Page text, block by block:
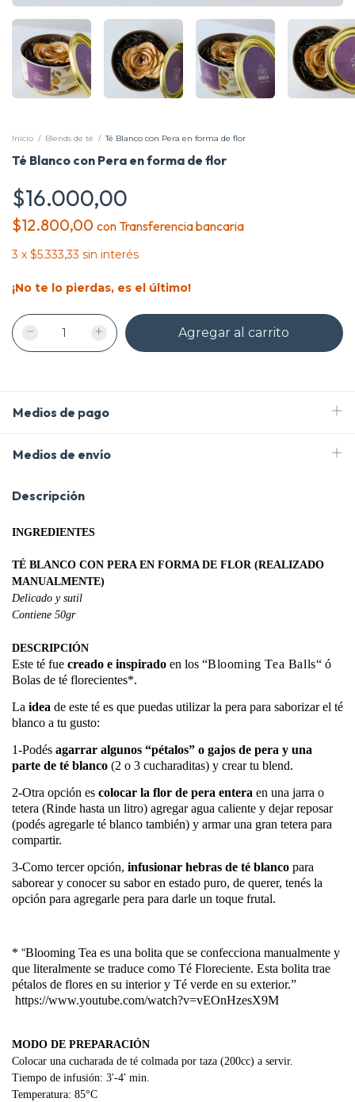
Inicio / Blends de té / Té Blanco con Pera en forma de flor
Té Blanco con Pera en forma de flor
$16.000,00
$12.800,00 conTransferencia bancaria
3 x $5.333,33 sin interés
¡No te lo pierdas, es el último!
Medios de pago
Medios de envío
Descripción
INGREDIENTES
TÉ BLANCO CON PERA EN FORMA DE FLOR (REALIZADO
MANUALMENTE)
Delicado y sutil
Contiene 50gr
DESCRIPCIÓN
Este té fue creado e inspirado en los “Blooming Tea Balls“ ó
Bolas de té florecientes*.
La idea de este té es que puedas utilizar la pera para saborizar el té
blanco a tu gusto:
1-Podés agarrar algunos “pétalos” o gajos de pera y una
parte de té blanco (2 o 3 cucharaditas) y crear tu blend.
2-Otra opción es colocar la flor de pera entera en una jarra o
tetera (Rinde hasta un litro) agregar agua caliente y dejar reposar
(podés agregarle té blanco también) y armar una gran tetera para
compartir.
3-Como tercer opción, infusionar hebras de té blanco para
saborear y conocer su sabor en estado puro, de querer, tenés la
opción para agregarle pera para darle un toque frutal.
* “Blooming Tea es una bolita que se confecciona manualmente y
que literalmente se traduce como Té Floreciente. Esta bolita trae
pétalos de flores en su interior y Té verde en su exterior.”
https://www.youtube.com/watch?v=vEOnHzesX9M
MODO DE PREPARACIÓN
Colocar una cucharada de té colmada por taza (200cc) a servir.
Tiempo de infusión: 3'-4' min.
Temperatura: 85°C